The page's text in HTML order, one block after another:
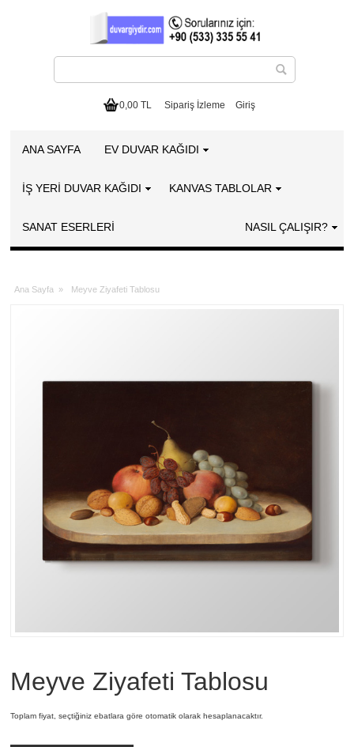
0,00 TL Sipariş İzleme Giriş
ANA SAYFA EV DUVAR KAĞIDI
İŞ YERİ DUVAR KAĞIDI KANVAS TABLOLAR
SANAT ESERLERI NASIL ÇALIŞIR?
Ana Sayfa » Meyve Ziyafeti Tablosu
Meyve Ziyafeti Tablosu
Toplam fiyat, seçtiğiniz ebatlara göre otomatik olarak hesaplanacaktır.